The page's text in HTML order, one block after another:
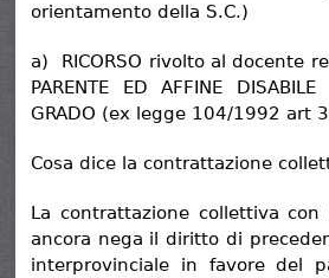
orientamento della S.C.)
a) RICORSO rivolto al docente
PARENTE ED AFFINE
GRADO (ex legge 104/1992 art
Cosa dice la contrattazione
La contrattazione collettiva con
ancora nega il diritto di
interprovinciale in favore del